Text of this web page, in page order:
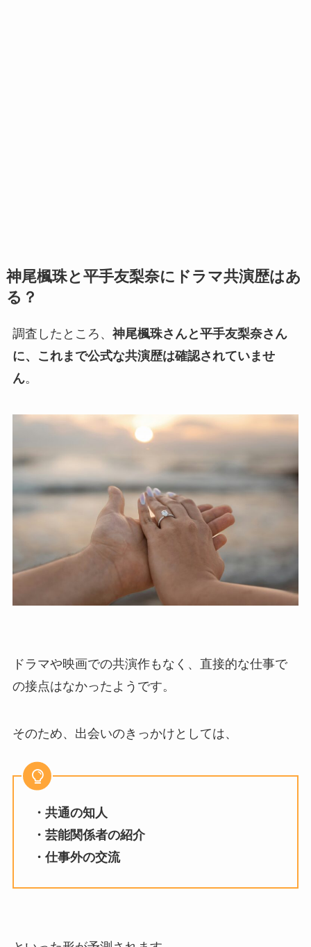
神尾楓珠と平手友梨奈にドラマ共演歴はあ
る？
調査したところ、 神尾楓珠さんと平手友梨奈さん
に、これまで公式な共演歴は確認されていませ
ん。
ドラマや映画での共演作もなく、直接的な仕事で
の接点はなかったようです。
そのため、出会いのきっかけとしては、
・共通の知人
・芸能関係者の紹介
・仕事外の交流